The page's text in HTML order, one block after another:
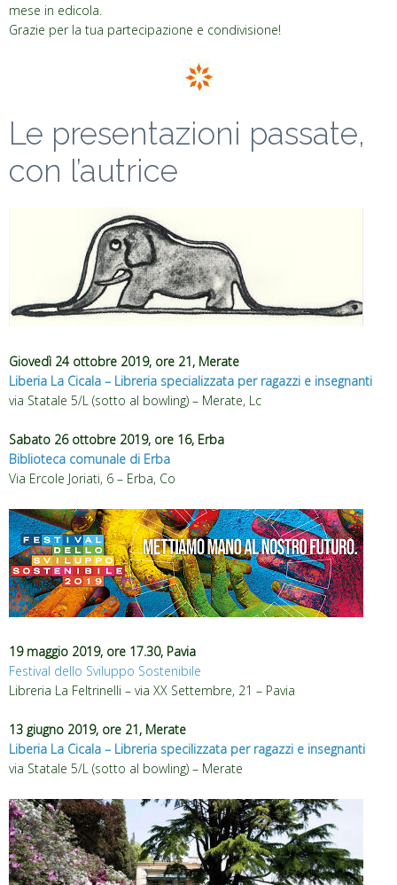
mese in edicola.
Grazie per la tua partecipazione e condivisione!
Le presentazioni passate,
con l’autrice
Giovedì 24 ottobre 2019, ore 21, Merate
Liberia La Cicala – Libreria specializzata per ragazzi e insegnanti
via Statale 5/L (sotto al bowling) – Merate, Lc
Sabato 26 ottobre 2019, ore 16, Erba
Biblioteca comunale di Erba
Via Ercole Joriati, 6 – Erba, Co
19 maggio 2019, ore 17.30, Pavia
Festival dello Sviluppo Sostenibile
Libreria La Feltrinelli – via XX Settembre, 21 – Pavia
13 giugno 2019, ore 21, Merate
Liberia La Cicala – Libreria specilizzata per ragazzi e insegnanti
via Statale 5/L (sotto al bowling) – Merate